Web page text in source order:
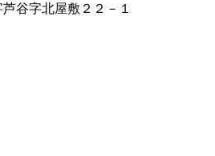
谷字北屋敷２２－１